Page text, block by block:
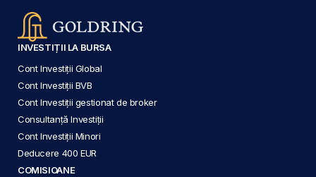
INVESTIȚII LA BURSA
Cont Investiții Global
Cont Investiții BVB
Cont Investiții gestionat de broker
Consultanță Investiții
Cont Investiții Minori
Deducere 400 EUR
COMISIOANE